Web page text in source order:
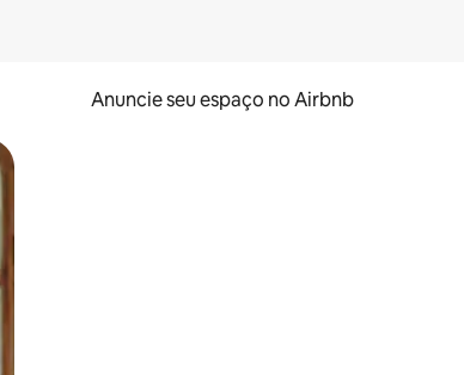
Anuncie seu espaço no Airbnb